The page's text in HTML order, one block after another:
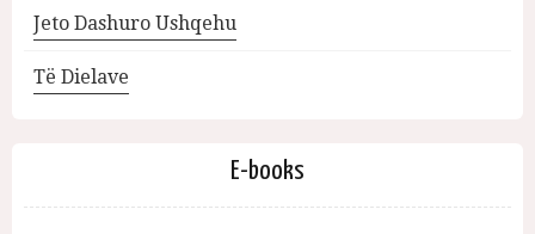
Jeto Dashuro Ushqehu
Të Dielave
E-books